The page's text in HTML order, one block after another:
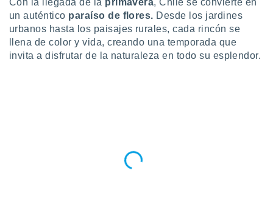
en
más
nuestra
y
Con la llegada de la primavera, Chile se convierte en
un auténtico paraíso de flores. Desde los jardines
urbanos hasta los paisajes rurales, cada rincón se
llena de color y vida, creando una temporada que
invita a disfrutar de la naturaleza en todo su esplendor.